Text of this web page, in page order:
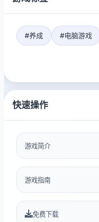
#养成 #电脑游戏
快速操作
游戏简介
游戏指南
免费下载